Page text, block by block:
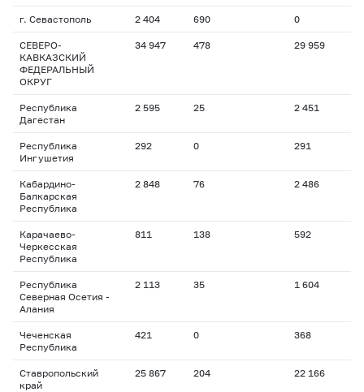
г. Севастополь 2 404 690 0
СЕВЕРО-
КАВКАЗСКИЙ
ФЕДЕРАЛЬНЫЙ
ОКРУГ
34 947 478 29 959
Республика
Дагестан
2 595 25 2 451
Республика
Ингушетия
292 0 291
Кабардино-
Балкарская
Республика
2 848 76 2 486
Карачаево-
Черкесская
Республика
811 138 592
Республика
Северная Осетия -
Алания
2 113 35 1 604
Чеченская
Республика
421 0 368
Ставропольский
край
25 867 204 22 166